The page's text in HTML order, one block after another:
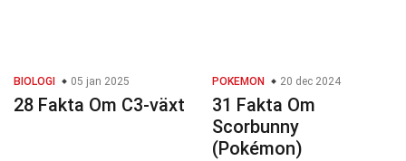
BIOLOGI 05 jan 2025
28 Fakta Om C3-växt
POKEMON 20 dec 2024
31 Fakta Om
Scorbunny
(Pokémon)